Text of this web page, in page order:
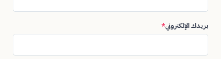
بريدك الإلكتروني*